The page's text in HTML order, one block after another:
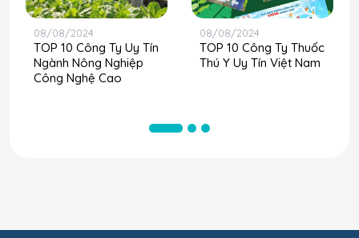
08/08/2024
TOP 10 Công Ty Uy Tín
Ngành Nông Nghiệp
Công Nghệ Cao
08/08/2024
TOP 10 Công Ty Thuốc
Thú Y Uy Tín Việt Nam